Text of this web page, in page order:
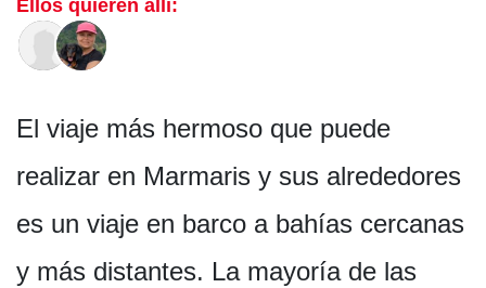
Ellos quieren allí:
El viaje más hermoso que puede
realizar en Marmaris y sus alrededores
es un viaje en barco a bahías cercanas
y más distantes. La mayoría de las